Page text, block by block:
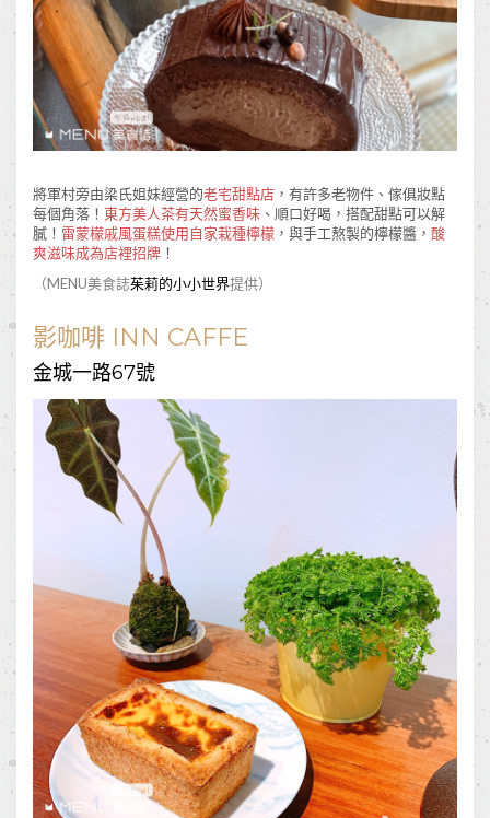
將軍村旁由梁氏姐妹經營的老宅甜點店 ，有許多老物件、傢俱妝點
每個角落！ 東方美人茶有天然蜜香味 、順口好喝，搭配甜點可以解
膩！ 雷蒙檬戚風蛋糕使用自家栽種檸檬 ，與手工熬製的檸檬醬， 酸
爽滋味成為店裡招牌 ！
（MENU美食誌茱莉的小小世界提供）
影咖啡 INN CAFFE
金城一路67號